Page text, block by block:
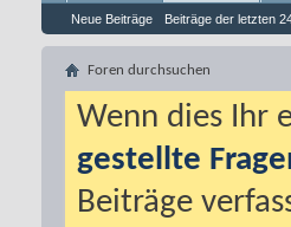
Neue Beiträge Beiträge der letzten
Foren durchsuchen
Wenn dies Ihr
gestellte
Beiträge